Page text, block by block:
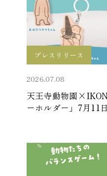
プレスリリース
2026.07.08
天王寺動物園
ーホルダー」7月11